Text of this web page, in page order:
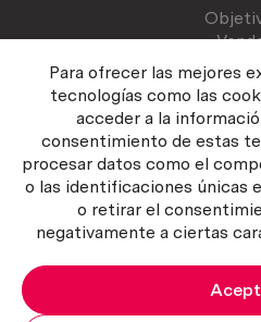
Para ofrecer las mejores
tecnologías como las
acceder a la
consentimiento de estas
procesar datos como el
o las identificaciones únicas
o retirar el
negativamente a ciertas
Atención
Manual del
Política del servicio